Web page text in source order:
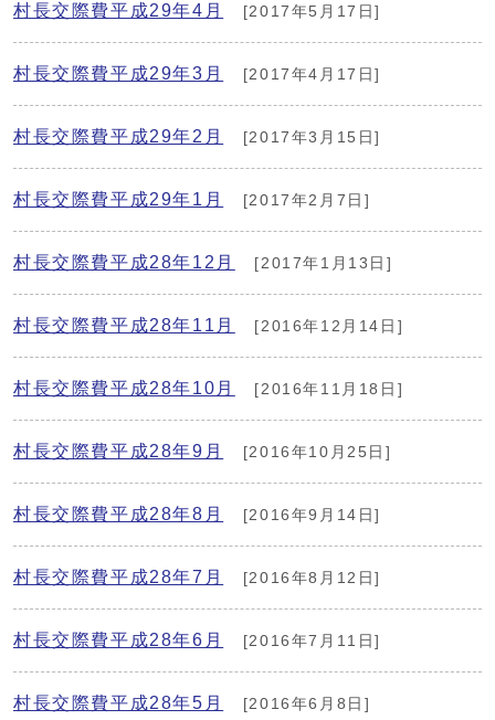
村長交際費平成29年4月 [2017年5月17日]
村長交際費平成29年3月 [2017年4月17日]
村長交際費平成29年2月 [2017年3月15日]
村長交際費平成29年1月 [2017年2月7日]
村長交際費平成28年12月 [2017年1月13日]
村長交際費平成28年11月 [2016年12月14日]
村長交際費平成28年10月 [2016年11月18日]
村長交際費平成28年9月 [2016年10月25日]
村長交際費平成28年8月 [2016年9月14日]
村長交際費平成28年7月 [2016年8月12日]
村長交際費平成28年6月 [2016年7月11日]
村長交際費平成28年5月 [2016年6月8日]